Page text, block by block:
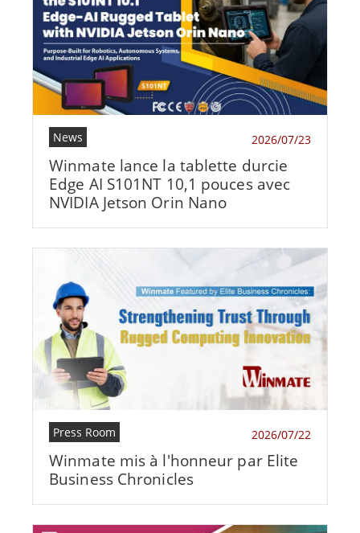
News 2026/07/23
Winmate lance la tablette durcie
Edge AI S101NT 10,1 pouces avec
NVIDIA Jetson Orin Nano
Press Room 2026/07/22
Winmate mis à l'honneur par Elite
Business Chronicles